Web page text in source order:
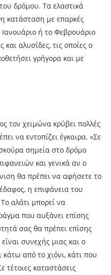
δρόμου. Τα ελαστικά
κατάσταση με επαρκές
ή το Φεβρουάριο
αλυσίδες, τις οποίες ο
γρήγορα και με
τον χειμώνα κρύβει πολλές
να εντοπίζει έγκαιρα. «Σε
σημεία στο δρόμο
και γενικά αν ο
θα πρέπει να αφήσετε το
η επιφάνεια του
αλάτι μπορεί να
που αυξάνει επίσης
σας θα πρέπει επίσης
συνεχής μιας και ο
από το χιόνι, κάτι που
τέτοιες καταστάσεις